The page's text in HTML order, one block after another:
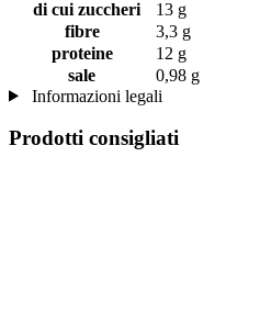
di cui zuccheri
13 g
fibre
3,3 g
proteine
12 g
sale
0,98 g
Informazioni legali
Prodotti consigliati